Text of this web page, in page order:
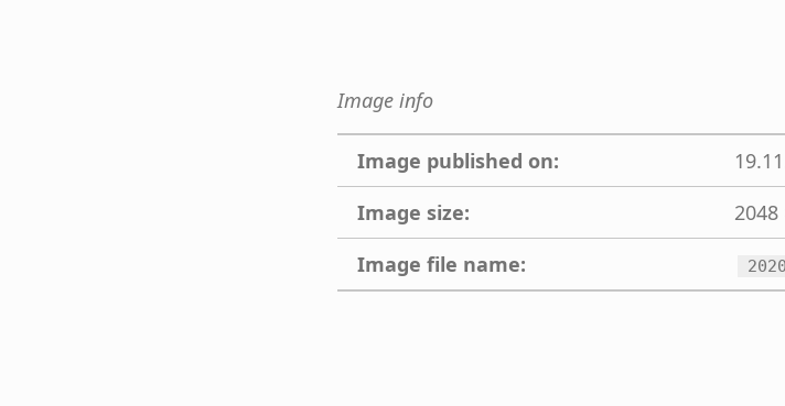
Image info
Image published on:
Image size:
2048
Image file name: